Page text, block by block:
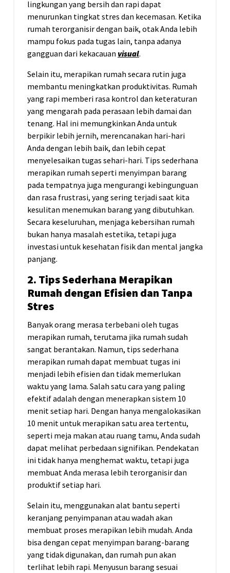
lingkungan yang bersih dan rapi dapat
menurunkan tingkat stres dan kecemasan. Ketika
rumah terorganisir dengan baik, otak Anda lebih
mampu fokus pada tugas lain, tanpa adanya
gangguan dari kekacauan visual.
Selain itu, merapikan rumah secara rutin juga
membantu meningkatkan produktivitas. Rumah
yang rapi memberi rasa kontrol dan keteraturan
yang mengarah pada perasaan lebih damai dan
tenang. Hal ini memungkinkan Anda untuk
berpikir lebih jernih, merencanakan hari-hari
Anda dengan lebih baik, dan lebih cepat
menyelesaikan tugas sehari-hari. Tips sederhana
merapikan rumah seperti menyimpan barang
pada tempatnya juga mengurangi kebingunguan
dan rasa frustrasi, yang sering terjadi saat kita
kesulitan menemukan barang yang dibutuhkan.
Secara keseluruhan, menjaga kebersihan rumah
bukan hanya masalah estetika, tetapi juga
investasi untuk kesehatan fisik dan mental jangka
panjang.
2. Tips Sederhana Merapikan
Rumah dengan Efisien dan Tanpa
Stres
Banyak orang merasa terbebani oleh tugas
merapikan rumah, terutama jika rumah sudah
sangat berantakan. Namun, tips sederhana
merapikan rumah dapat membuat tugas ini
menjadi lebih efisien dan tidak memerlukan
waktu yang lama. Salah satu cara yang paling
efektif adalah dengan menerapkan sistem 10
menit setiap hari. Dengan hanya mengalokasikan
10 menit untuk merapikan satu area tertentu,
seperti meja makan atau ruang tamu, Anda sudah
dapat melihat perbedaan signifikan. Pendekatan
ini tidak hanya menghemat waktu, tetapi juga
membuat Anda merasa lebih terorganisir dan
produktif setiap hari.
Selain itu, menggunakan alat bantu seperti
keranjang penyimpanan atau wadah akan
membuat proses merapikan lebih mudah. Anda
bisa dengan cepat menyimpan barang-barang
yang tidak digunakan, dan rumah pun akan
terlihat lebih rapi. Menyusun barang sesuai